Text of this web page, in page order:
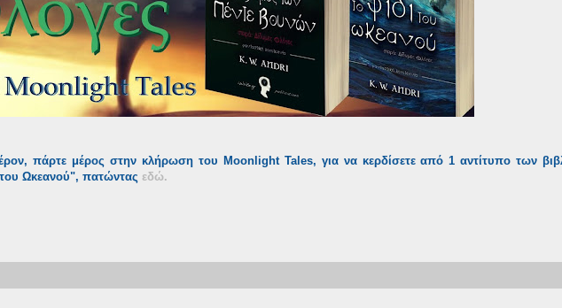
πάρτε μέρος στην κλήρωση του Moonlight Tales, για να κερδίσετε από 1 αντίτυπο των
Ωκεανού", πατώντας εδώ.